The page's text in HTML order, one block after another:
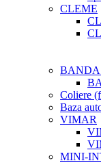
CLEME
BANDA
Coliere
Baza
VIMAR
MINI-